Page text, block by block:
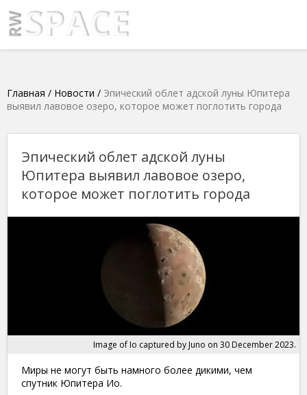
Главная / Новости / Эпический облет адской луны Юпитера
выявил лавовое озеро, которое может поглотить города
Эпический облет адской луны
Юпитера выявил лавовое озеро,
которое может поглотить города
Image of Io captured by Juno on 30 December 2023.
Миры не могут быть намного более дикими, чем
спутник Юпитера Ио.